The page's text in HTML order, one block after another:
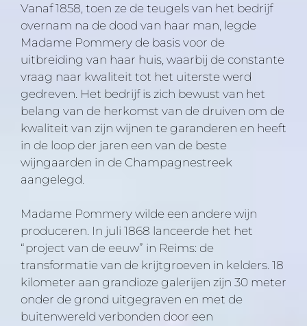
Vanaf 1858, toen ze de teugels van het bedrijf
overnam na de dood van haar man, legde
Madame Pommery de basis voor de
uitbreiding van haar huis, waarbij de constante
vraag naar kwaliteit tot het uiterste werd
gedreven. Het bedrijf is zich bewust van het
belang van de herkomst van de druiven om de
kwaliteit van zijn wijnen te garanderen en heeft
in de loop der jaren een van de beste
wijngaarden in de Champagnestreek
aangelegd.
Madame Pommery wilde een andere wijn
produceren. In juli 1868 lanceerde het het
“project van de eeuw” in Reims: de
transformatie van de krijtgroeven in kelders. 18
kilometer aan grandioze galerijen zijn 30 meter
onder de grond uitgegraven en met de
buitenwereld verbonden door een